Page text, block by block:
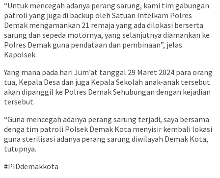
“Untuk mencegah adanya perang sarung, kami tim gabungan
patroli yang juga di backup oleh Satuan Intelkam Polres
Demak mengamankan 21 remaja yang ada dilokasi berserta
sarung dan sepeda motornya, yang selanjutnya diamankan ke
Polres Demak guna pendataan dan pembinaan”, jelas
Kapolsek.
Yang mana pada hari Jum’at tanggal 29 Maret 2024 para orang
tua, Kepala Desa dan juga Kepala Sekolah anak-anak tersebut
akan dipanggil ke Polres Demak Sehubungan dengan kejadian
tersebut.
“Guna mencegah adanya perang sarung terjadi, saya bersama
denga tim patroli Polsek Demak Kota menyisir kembali lokasi
guna sterilisasi adanya perang sarung diwilayah Demak Kota,
tutupnya.
#PIDdemakkota